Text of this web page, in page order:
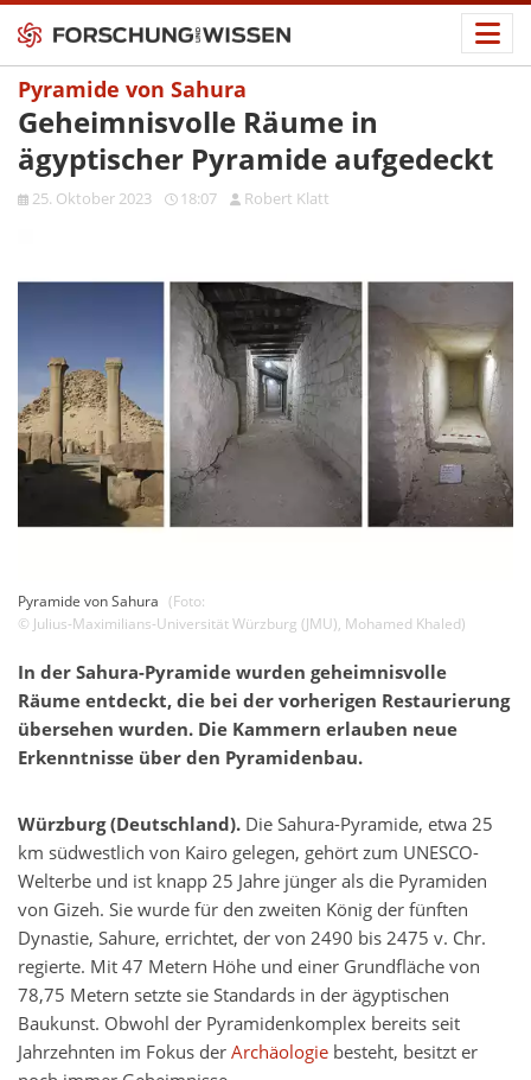
Pyramide von Sahura
Geheimnisvolle Räume in
ägyptischer Pyramide aufgedeckt
25. Oktober 2023 18:07 Robert Klatt
Pyramide von Sahura (Foto:
© Julius-Maximilians-Universität Würzburg (JMU), Mohamed Khaled)
In der Sahura-Pyramide wurden geheimnisvolle
Räume entdeckt, die bei der vorherigen Restaurierung
übersehen wurden. Die Kammern erlauben neue
Erkenntnisse über den Pyramidenbau.
Würzburg (Deutschland). Die Sahura-Pyramide, etwa 25
km südwestlich von Kairo gelegen, gehört zum UNESCO-
Welterbe und ist knapp 25 Jahre jünger als die Pyramiden
von Gizeh. Sie wurde für den zweiten König der fünften
Dynastie, Sahure, errichtet, der von 2490 bis 2475 v. Chr.
regierte. Mit 47 Metern Höhe und einer Grundfläche von
78,75 Metern setzte sie Standards in der ägyptischen
Baukunst. Obwohl der Pyramidenkomplex bereits seit
Jahrzehnten im Fokus derArchäologie besteht, besitzt er